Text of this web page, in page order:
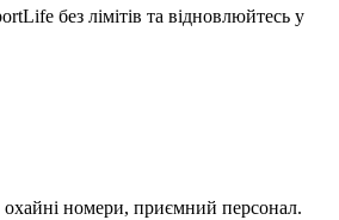
без лімітів та відновлюйтесь у
охайні номери, приємний персонал.